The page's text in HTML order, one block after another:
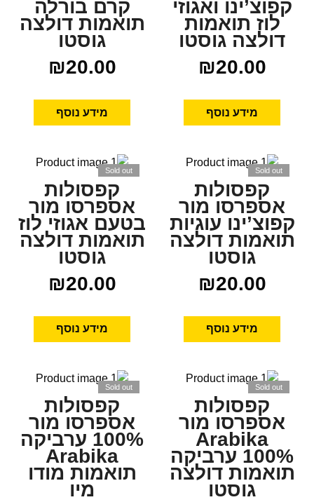
קפוצ’ינו ואגוזי
לוז תואמות
דולצה גוסטו
₪20.00
מידע נוסף
קרם בורלה
תואמות דולצה
גוסטו
₪20.00
מידע נוסף
Sold out
קפסולות
אספרסו מור
קפוצ’ינו עוגיות
תואמות דולצה
גוסטו
₪20.00
מידע נוסף
Sold out
קפסולות
אספרסו מור
בטעם אגוזי לוז
תואמות דולצה
גוסטו
₪20.00
מידע נוסף
Sold out
קפסולות
אספרסו מור
Arabika
100% ערביקה
תואמות דולצה
גוסטו
Sold out
קפסולות
אספרסו מור
100% ערביקה
Arabika
תואמות מודו
מיו